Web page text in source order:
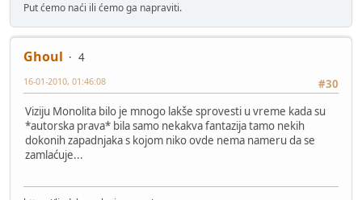
Put ćemo naći ili ćemo ga napraviti.
Ghoul
4
#30
16-01-2010, 01:46:08
Viziju Monolita bilo je mnogo lakše sprovesti u vreme kada su
*autorska prava* bila samo nekakva fantazija tamo nekih
dokonih zapadnjaka s kojom niko ovde nema nameru da se
zamlaćuje...